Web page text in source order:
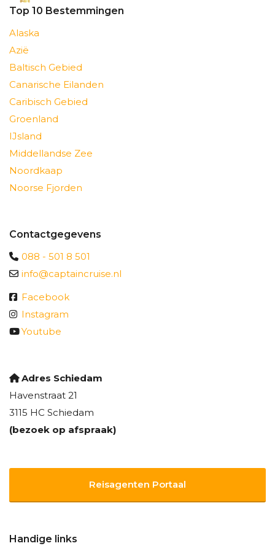
Top 10 Bestemmingen
Alaska
Azië
Baltisch Gebied
Canarische Eilanden
Caribisch Gebied
Groenland
IJsland
Middellandse Zee
Noordkaap
Noorse Fjorden
Contactgegevens
088 - 501 8 501
info@captaincruise.nl
Facebook
Instagram
Youtube
Adres Schiedam
Havenstraat 21
3115 HC Schiedam
(bezoek op afspraak)
Reisagenten Portaal
Handige links